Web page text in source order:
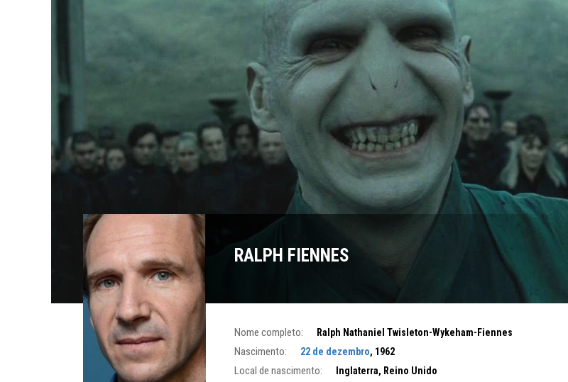
RALPH FIENNES
Nome completo: Ralph Nathaniel Twisleton-Wykeham-Fiennes
Nascimento: 22 de dezembro, 1962
Local de nascimento: Inglaterra, Reino Unido